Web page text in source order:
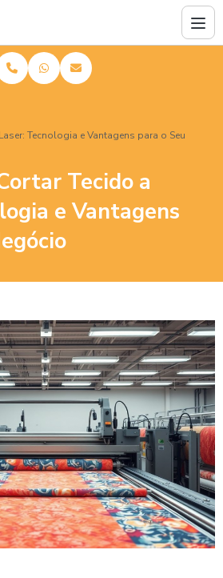
Tecnologia e Vantagens para o Seu
Tecido a
e Vantagens